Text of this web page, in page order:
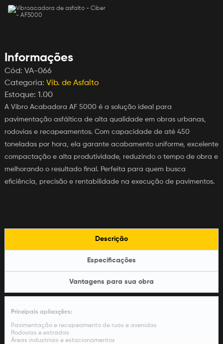
Informações
Cód: VA-066
Categoria: Vib. de Asfalto
Estoque: 1.00
A Vibro Acabadora AF 5000 é a solução ideal para
pavimentação asfáltica de alta qualidade em obras urbanas,
rodovias e recapeamentos. Com capacidade de até 450
toneladas por hora, ela garante acabamento uniforme, excelente
compactação e alta produtividade, reduzindo o tempo de obra e
melhorando o resultado final. Perfeita para quem busca
eficiência, precisão e rentabilidade na execução de pavimentos.
Descrição
Especificações
Vantagens para sua obra
Principais aplicações:
Pavimentação e recapeamento de ruas e avenidas
Rodovias e estradas
Áreas industriais e estacionamentos